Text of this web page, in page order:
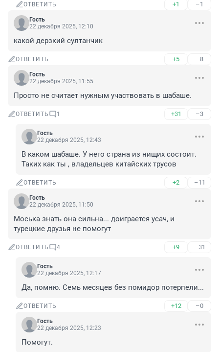
ОТВЕТИТЬ +1 –1
Гость
22 декабря 2025, 12:10
какой дерзкий султанчик
ОТВЕТИТЬ +5 –8
Гость
22 декабря 2025, 11:55
Просто не считает нужным участвовать в шабаше.
ОТВЕТИТЬ 1 +31 –3
Гость
22 декабря 2025, 12:43
В каком шабаше. У него страна из нищих состоит.
Таких как ты , владельцев китайских трусов
ОТВЕТИТЬ +2 –11
Гость
22 декабря 2025, 11:50
Моська знать она сильна... доиграется усач, и
турецкие друзья не помогут
ОТВЕТИТЬ 4 +9 –31
Гость
22 декабря 2025, 12:17
Да, помню. Семь месяцев без помидор потерпели...
ОТВЕТИТЬ +12 –0
Гость
22 декабря 2025, 12:23
Помогут.